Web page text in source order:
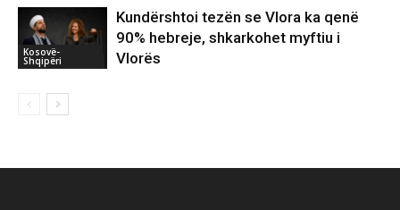
Kosovë-
Shqipëri
Kundërshtoi tezën se Vlora ka qenë
90% hebreje, shkarkohet myftiu i
Vlorës